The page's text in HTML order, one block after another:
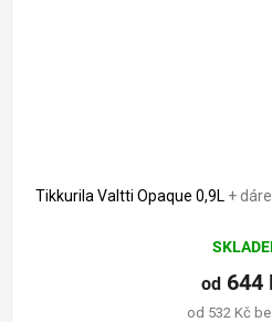
Tikkurila Valtti Opaque 0,9L +
od 532 Kč
od 644